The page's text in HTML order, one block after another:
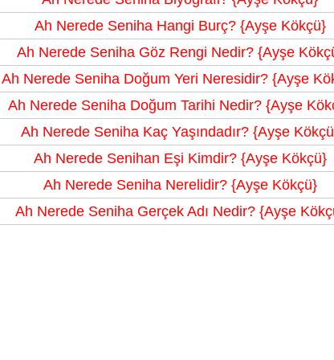
Ah Nerede Seniha Hangi Burç? {Ayşe Kökçü}
Ah Nerede Seniha Göz Rengi Nedir? {Ayşe
Ah Nerede Seniha Doğum Yeri Neresidir? {Ayşe
Ah Nerede Seniha Doğum Tarihi Nedir? {Ayşe
Ah Nerede Seniha Kaç Yaşındadır? {Ayşe
Ah Nerede Senihan Eşi Kimdir? {Ayşe Kökçü}
Ah Nerede Seniha Nerelidir? {Ayşe Kökçü}
Ah Nerede Seniha Gerçek Adı Nedir? {Ayşe